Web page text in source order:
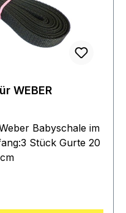
WEBER
Babyschale im
Stück Gurte 20